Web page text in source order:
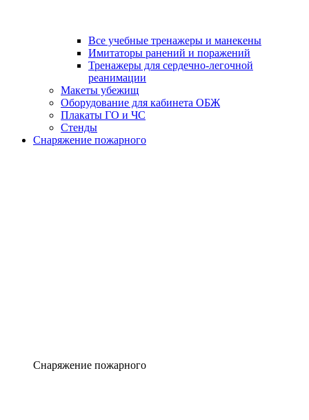
Все учебные тренажеры и манекены
Имитаторы ранений и поражений
Тренажеры для сердечно-легочной
реанимации
Макеты убежищ
Оборудование для кабинета ОБЖ
Плакаты ГО и ЧС
Стенды
Снаряжение пожарного
Снаряжение пожарного